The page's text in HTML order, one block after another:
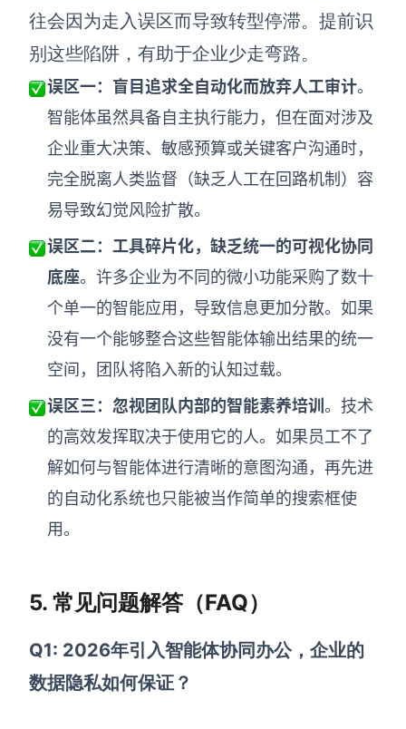
往会因为走入误区而导致转型停滞。提前识
别这些陷阱，有助于企业少走弯路。
误区一：盲目追求全自动化而放弃人工审计。
智能体虽然具备自主执行能力，但在面对涉及
企业重大决策、敏感预算或关键客户沟通时，
完全脱离人类监督（缺乏人工在回路机制）容
易导致幻觉风险扩散。
误区二：工具碎片化，缺乏统一的可视化协同
底座。许多企业为不同的微小功能采购了数十
个单一的智能应用，导致信息更加分散。如果
没有一个能够整合这些智能体输出结果的统一
空间，团队将陷入新的认知过载。
误区三：忽视团队内部的智能素养培训 。技术
的高效发挥取决于使用它的人。如果员工不了
解如何与智能体进行清晰的意图沟通，再先进
的自动化系统也只能被当作简单的搜索框使
用。
5. 常见问题解答（FAQ）
Q1: 2026年引入智能体协同办公，企业的
数据隐私如何保证？